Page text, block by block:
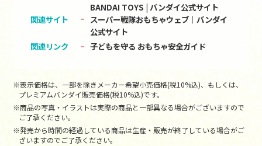
関連サイト
BANDAI TOYS | バンダイ公式サイト
スーパー戦隊おもちゃウェブ｜バンダイ
公式サイト
関連リンク
子どもを守る おもちゃ安全ガイド
※表示価格は、一部を除きメーカー希望小売価格(税10%込)、もしくは、
プレミアムバンダイ販売価格(税10%込)です。
※商品の写真・イラストは実際の商品と一部異なる場合がございますので
ご了承ください。
※発売から時間の経過している商品は生産・販売が終了している場合がご
ざいますのでご了承ください。